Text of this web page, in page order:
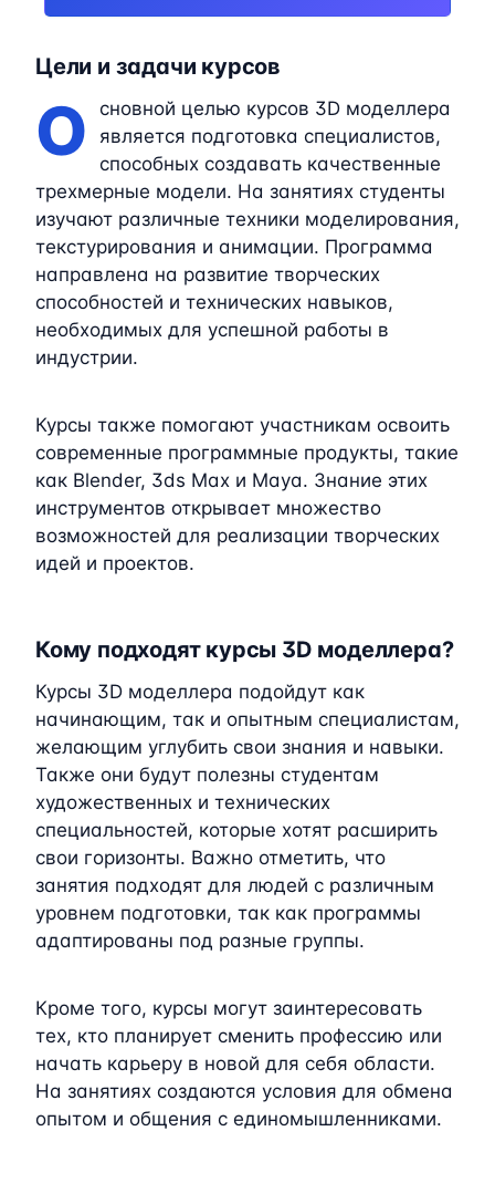
Цели и задачи курсов
О
сновной целью курсов 3D моделлера
является подготовка специалистов,
способных создавать качественные
трехмерные модели. На занятиях студенты
изучают различные техники моделирования,
текстурирования и анимации. Программа
направлена на развитие творческих
способностей и технических навыков,
необходимых для успешной работы в
индустрии.
Курсы также помогают участникам освоить
современные программные продукты, такие
как Blender, 3ds Max и Maya. Знание этих
инструментов открывает множество
возможностей для реализации творческих
идей и проектов.
Кому подходят курсы 3D моделлера?
Курсы 3D моделлера подойдут как
начинающим, так и опытным специалистам,
желающим углубить свои знания и навыки.
Также они будут полезны студентам
художественных и технических
специальностей, которые хотят расширить
свои горизонты. Важно отметить, что
занятия подходят для людей с различным
уровнем подготовки, так как программы
адаптированы под разные группы.
Кроме того, курсы могут заинтересовать
тех, кто планирует сменить профессию или
начать карьеру в новой для себя области.
На занятиях создаются условия для обмена
опытом и общения с единомышленниками.